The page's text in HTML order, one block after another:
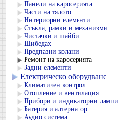
Панели на каросерията
Части на тялото
Интериорни елементи
Стъкла, рамки и механизми
Чистачки и шайби
Шибедах
Предпазни колани
Ремонт на каросерията
Задни елементи
Електрическо оборудване
Климатичен контрол
Отопление и вентилация
Прибори и индикаторни лампи
Батерия и алтернатор
Аудио система